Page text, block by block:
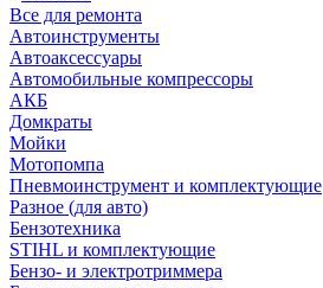
Все для ремонта
Автоинструменты
Автоаксессуары
Автомобильные компрессоры
АКБ
Домкраты
Мойки
Мотопомпа
Пневмоинструмент и комплектующие
Разное (для авто)
Бензотехника
STIHL и комплектующие
Бензо- и электротриммера